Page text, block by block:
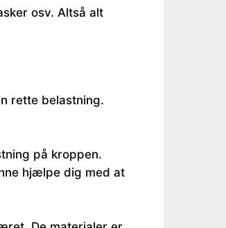
osv. Altså alt
rette belastning.
på kroppen.
hjælpe dig med at